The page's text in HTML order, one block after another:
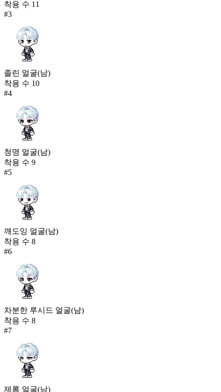
착용 수 11
#3
졸린 얼굴(남)
착용 수 10
#4
청명 얼굴(남)
착용 수 9
#5
깨도잉 얼굴(남)
착용 수 8
#6
차분한 루시드 얼굴(남)
착용 수 8
#7
제롬 얼굴(남)